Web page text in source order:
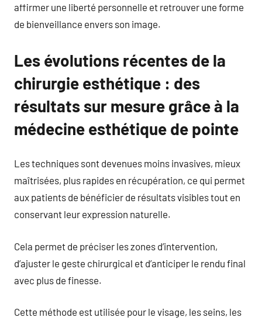
affirmer une liberté personnelle et retrouver une forme
de bienveillance envers son image.
Les évolutions récentes de la
chirurgie esthétique : des
résultats sur mesure grâce à la
médecine esthétique de pointe
Les techniques sont devenues moins invasives, mieux
maîtrisées, plus rapides en récupération, ce qui permet
aux patients de bénéficier de résultats visibles tout en
conservant leur expression naturelle.
Cela permet de préciser les zones d’intervention,
d’ajuster le geste chirurgical et d’anticiper le rendu final
avec plus de finesse.
Cette méthode est utilisée pour le visage, les seins, les